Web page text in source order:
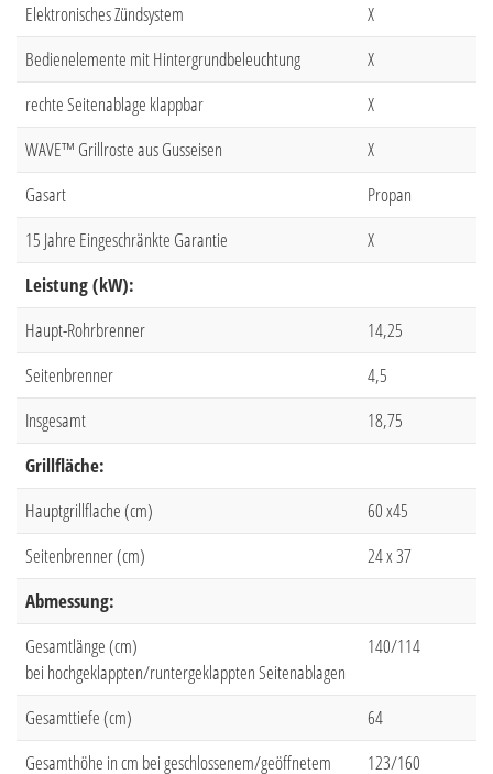
Elektronisches Zündsystem
X
Bedienelemente mit Hintergrundbeleuchtung
X
rechte Seitenablage klappbar
X
WAVE™ Grillroste aus Gusseisen
X
Gasart
Propan
15 Jahre Eingeschränkte Garantie
X
Leistung (kW):
Haupt-Rohrbrenner
14,25
Seitenbrenner
4,5
Insgesamt
18,75
Grillfläche:
Hauptgrillflache (cm)
60 x45
Seitenbrenner (cm)
24 x 37
Abmessung:
Gesamtlänge (cm)
bei hochgeklappten/runtergeklappten Seitenablagen
140/114
Gesamttiefe (cm)
64
Gesamthöhe in cm bei geschlossenem/geöffnetem
123/160